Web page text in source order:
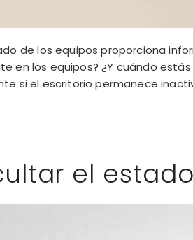
de los equipos proporciona
en los equipos? ¿Y cuándo
si el escritorio permanece
el